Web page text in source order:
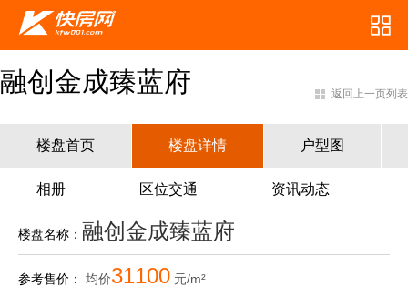
融创金成臻蓝府 返回上一页列表
楼盘首页 楼盘详情 户型图
相册 区位交通 资讯动态
楼盘名称： 融创金成臻蓝府
参考售价： 均价31100 元/m²